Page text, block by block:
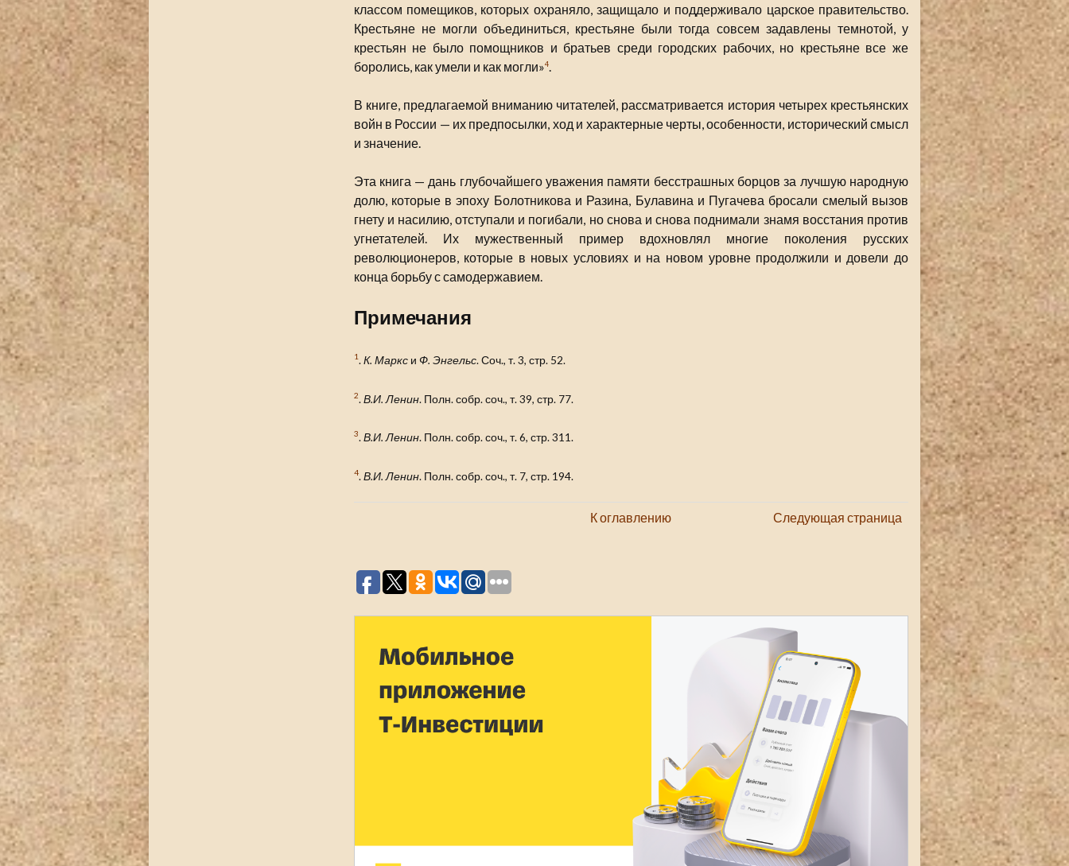
классом помещиков, которых охраняло, защищало и поддерживало царское правительство.
Крестьяне не могли объединиться, крестьяне были тогда совсем задавлены темнотой, у
крестьян не было помощников и братьев среди городских рабочих, но крестьяне все же
боролись, как умели и как могли»4.
В книге, предлагаемой вниманию читателей, рассматривается история четырех крестьянских
войн в России — их предпосылки, ход и характерные черты, особенности, исторический смысл
и значение.
Эта книга — дань глубочайшего уважения памяти бесстрашных борцов за лучшую народную
долю, которые в эпоху Болотникова и Разина, Булавина и Пугачева бросали смелый вызов
гнету и насилию, отступали и погибали, но снова и снова поднимали знамя восстания против
угнетателей. Их мужественный пример вдохновлял многие поколения русских
революционеров, которые в новых условиях и на новом уровне продолжили и довели до
конца борьбу с самодержавием.
Примечания
1. К. Маркси Ф. Энгельс. Соч., т. 3, стр. 52.
2 В.И. Ленин. Полн. собр. соч., т. 39, стр. 77.
3.В.И. Ленин. Полн. собр. соч., т. 6, стр. 311.
4.В.И. Ленин. Полн. собр. соч., т. 7, стр. 194.
К оглавлению Следующая страница